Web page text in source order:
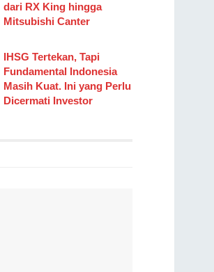
dari RX King hingga
Mitsubishi Canter
IHSG Tertekan, Tapi
Fundamental Indonesia
Masih Kuat. Ini yang Perlu
Dicermati Investor